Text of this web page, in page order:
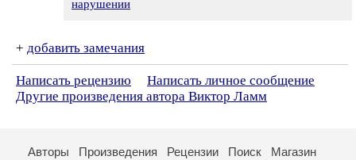
нарушении
+ добавить замечания
Написать рецензию
Написать личное сообщение
Другие произведения автора Виктор Ламм
Авторы Произведения Рецензии Поиск
Магазин